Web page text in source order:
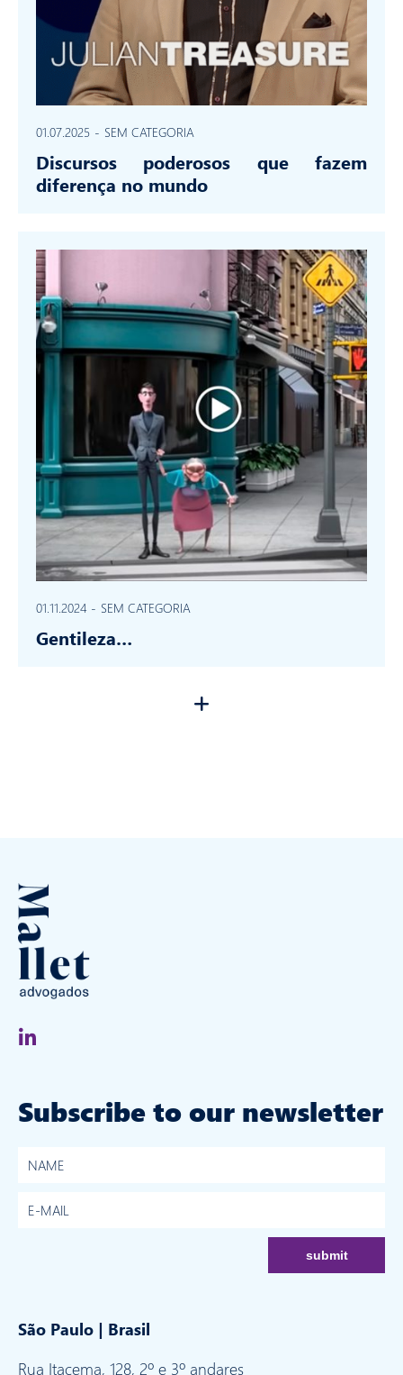
01.07.2025 - SEM CATEGORIA
Discursos poderosos que fazem
diferença no mundo
01.11.2024 - SEM CATEGORIA
Gentileza…
Subscribe to our newsletter
São Paulo | Brasil
Rua Itacema, 128, 2º e 3º andares